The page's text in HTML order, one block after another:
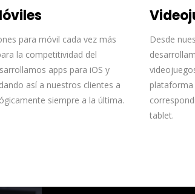
para móvil cada vez más
la competitividad del
apps para iOS y
así a nuestros clientes a
siempre a la última.
Desde
plataforma
tablet.